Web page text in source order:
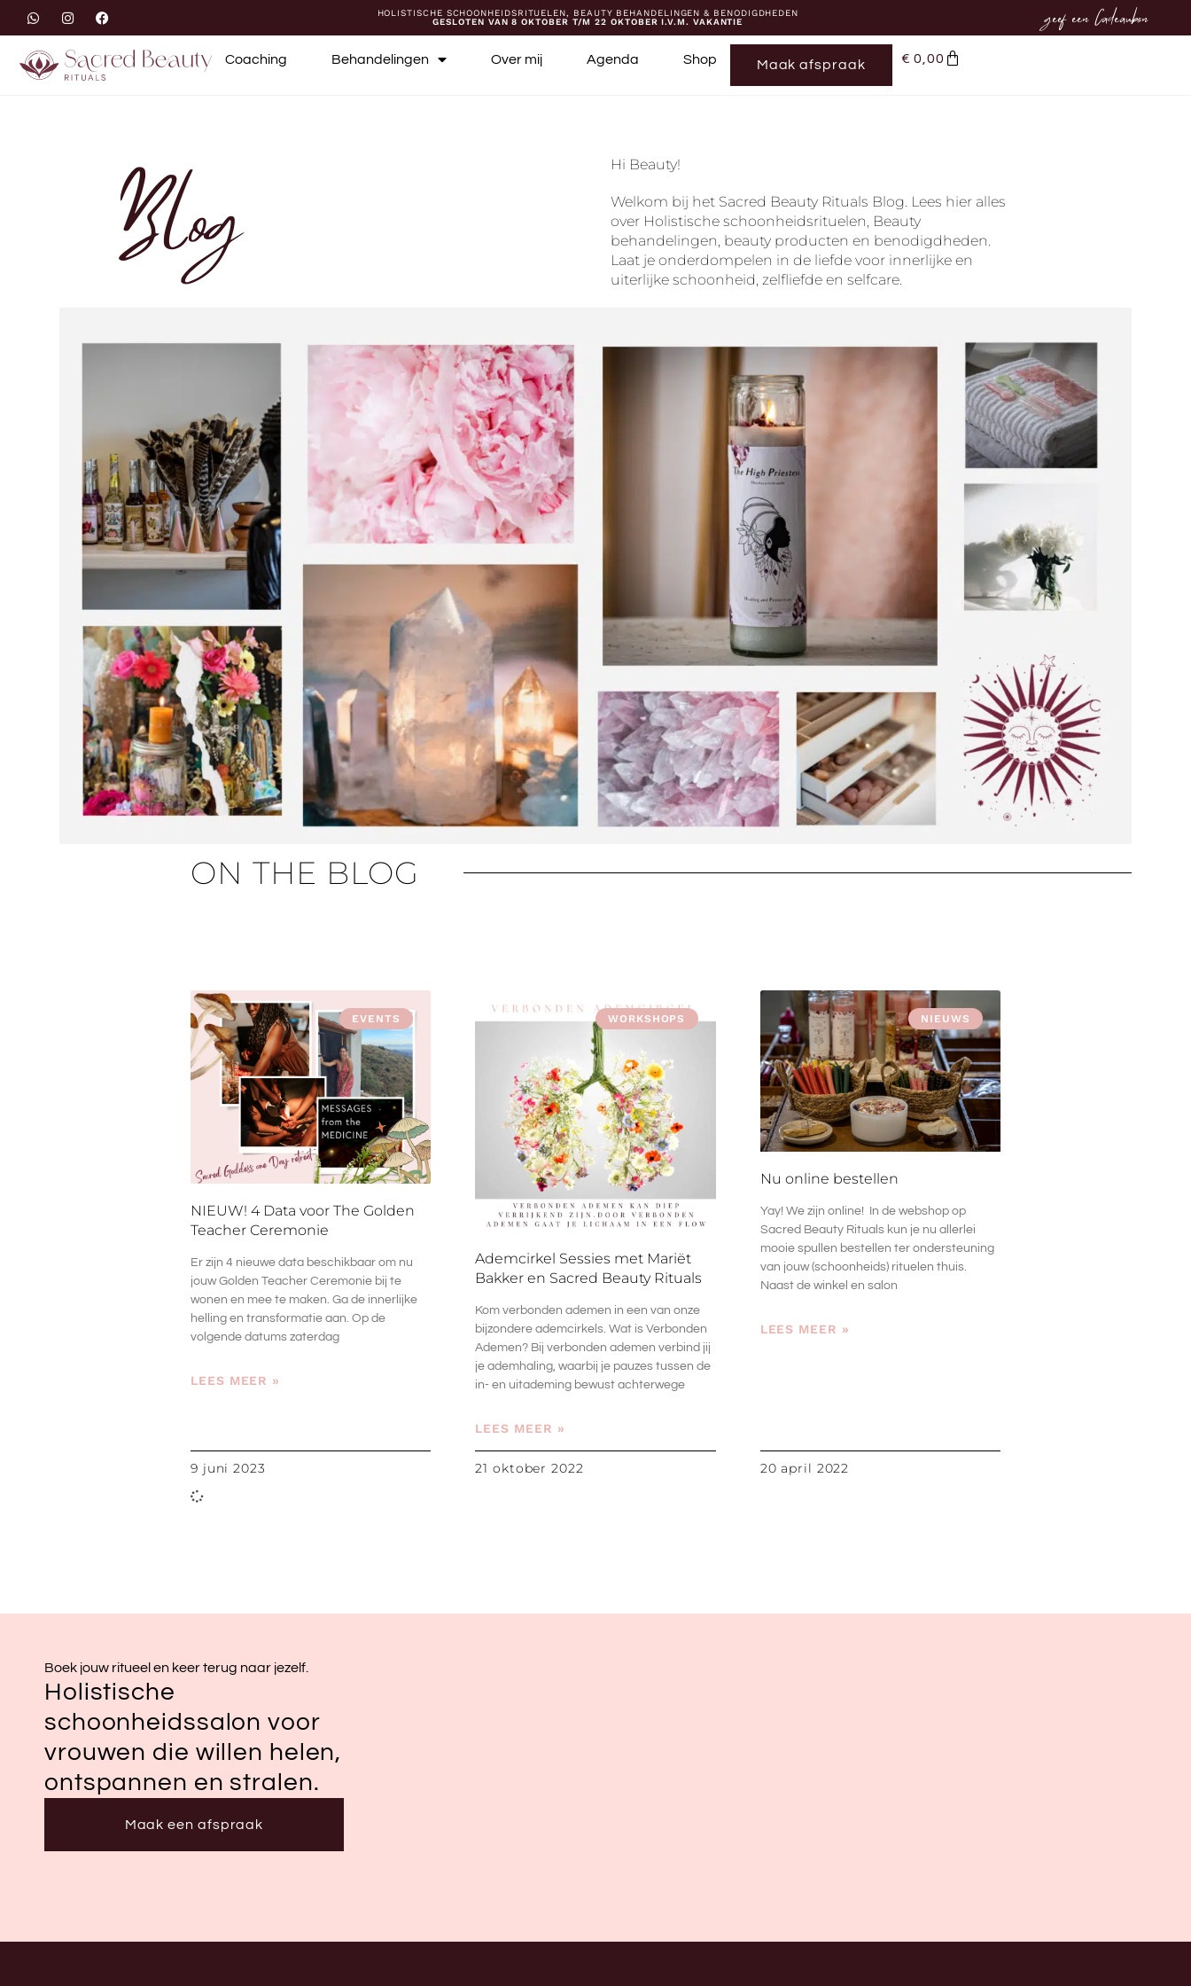
HOLISTISCHE SCHOONHEIDSRITUELEN, BEAUTY BEHANDELINGEN & BENODIGDHEDEN
GESLOTEN VAN 8 OKTOBER T/M 22 OKTOBER I.V.M. VAKANTIE
geef een Cadeaubon
Coaching Behandelingen Over mij Agenda Shop Maak afspraak € 0,00
Blog Hi Beauty!
Welkom bij het Sacred Beauty Rituals Blog. Lees hier alles
over Holistische schoonheidsrituelen, Beauty
behandelingen, beauty producten en benodigdheden.
Laat je onderdompelen in de liefde voor innerlijke en
uiterlijke schoonheid, zelfliefde en selfcare.
ON THE BLOG
EVENTS
NIEUW! 4 Data voor The Golden
Teacher Ceremonie
Er zijn 4 nieuwe data beschikbaar om nu
jouw Golden Teacher Ceremonie bij te
wonen en mee te maken. Ga de innerlijke
helling en transformatie aan. Op de
volgende datums zaterdag
LEES MEER »
9 juni 2023
WORKSHOPS
Ademcirkel Sessies met Mariët
Bakker en Sacred Beauty Rituals
Kom verbonden ademen in een van onze
bijzondere ademcirkels. Wat is Verbonden
Ademen? Bij verbonden ademen verbind jij
je ademhaling, waarbij je pauzes tussen de
in- en uitademing bewust achterwege
LEES MEER »
21 oktober 2022
NIEUWS
Nu online bestellen
Yay! We zijn online! In de webshop op
Sacred Beauty Rituals kun je nu allerlei
mooie spullen bestellen ter ondersteuning
van jouw (schoonheids) rituelen thuis.
Naast de winkel en salon
LEES MEER »
20 april 2022
Boek jouw ritueel en keer terug naar jezelf.
Holistische
schoonheidssalon voor
vrouwen die willen helen,
ontspannen en stralen.
Maak een afspraak